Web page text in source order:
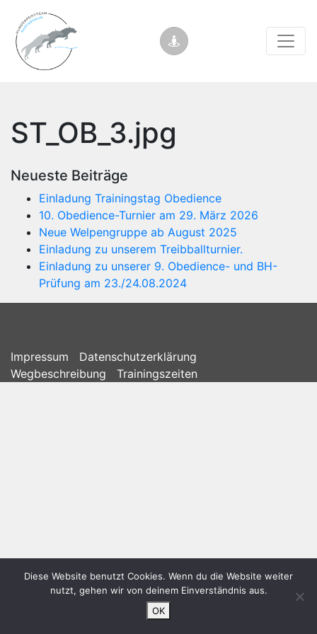
ST_OB_3.jpg
Neueste Beiträge
Einladung Trainingstag Obedience
10. Obedience-Turnier am 29. März 2026
Neue Welpengruppe ab August 2025
Einladung zu unserem Treibballturnier.
Einladung zu unserer 9. Obedience- und BH-
Prüfung am 23./24.08.2024
Impressum
Datenschutzerklärung
Wegbeschreibung
Trainingszeiten
Diese Website benutzt Cookies. Wenn du die Website weiter
nutzt, gehen wir von deinem Einverständnis aus.
OK